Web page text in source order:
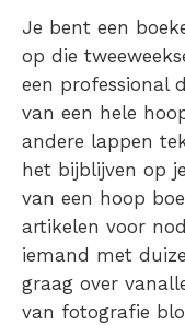
Je bent een
op die
een professional
van een hele
andere lappen
het bijblijven op
van een hoop
artikelen voor
iemand met
graag over
van fotografie